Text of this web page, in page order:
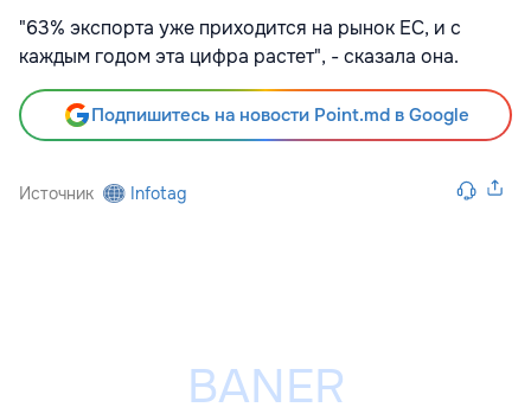
"63% экспорта уже приходится на рынок ЕС, и с
каждым годом эта цифра растет", - сказала она.
Подпишитесь на новости Point.md в Google
Источник Infotag